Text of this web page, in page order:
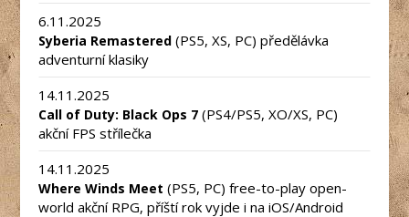
6.11.2025
Syberia Remastered (PS5, XS, PC) předělávka
adventurní klasiky
14.11.2025
Call of Duty: Black Ops 7 (PS4/PS5, XO/XS, PC)
akční FPS střílečka
14.11.2025
Where Winds Meet (PS5, PC) free-to-play open-
world akční RPG, příští rok vyjde i na iOS/Android